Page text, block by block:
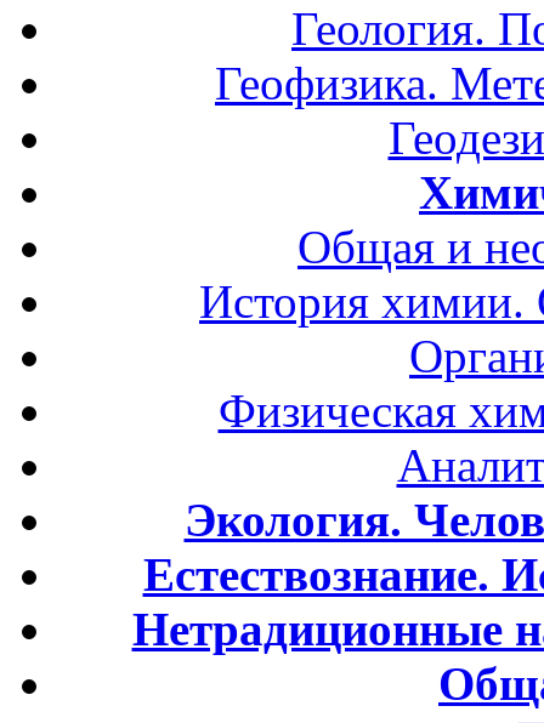
Геология.
Геофизика.
Общая и
История
Физическая
Экология.
Естествознание.
Нетрадиционные